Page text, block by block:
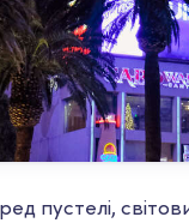
пустелі,